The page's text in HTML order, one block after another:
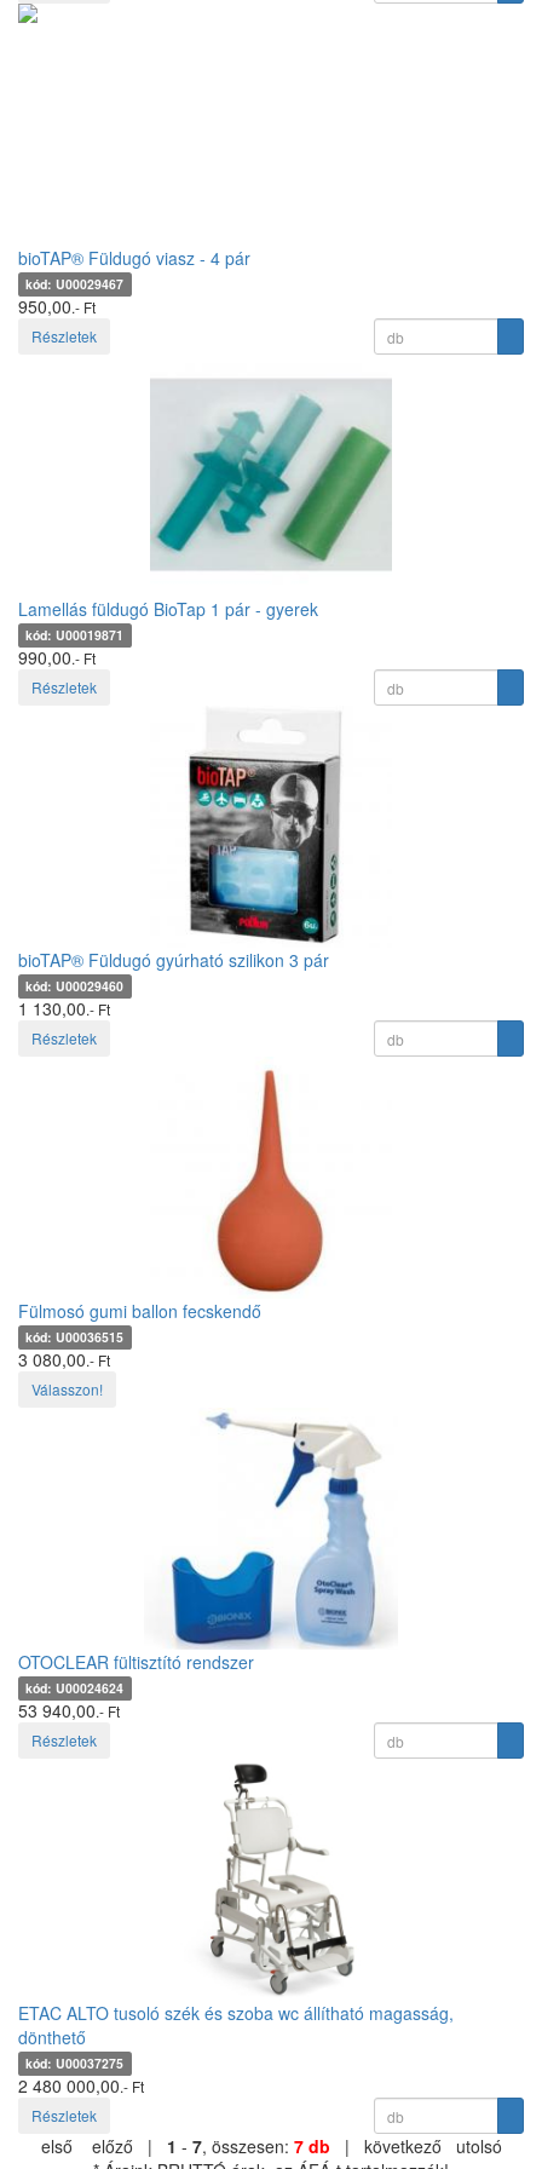
bioTAP® Füldugó viasz - 4 pár
kód: U00029467
950,00.- Ft
Részletek
Lamellás füldugó BioTap 1 pár - gyerek
kód: U00019871
990,00.- Ft
Részletek
bioTAP® Füldugó gyúrható szilikon 3 pár
kód: U00029460
1 130,00.- Ft
Részletek
Fülmosó gumi ballon fecskendő
kód: U00036515
3 080,00.- Ft
Válasszon!
OTOCLEAR fültisztító rendszer
kód: U00024624
53 940,00.- Ft
Részletek
ETAC ALTO tusoló szék és szoba wc állítható magasság,
dönthető
kód: U00037275
2 480 000,00.- Ft
Részletek
első előző | 1 - 7, összesen: 7 db | következő
utolsó